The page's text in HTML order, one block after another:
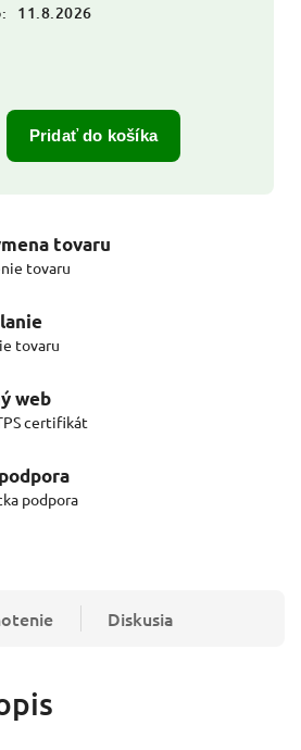
Pridať do košíka
11.8.2026
tovaru
tovaru
tovaru
web
certifikát
podpora
Diskusia